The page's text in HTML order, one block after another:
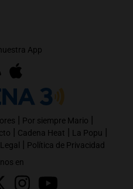
App
| Por siempre Mario |
| Cadena Heat | La Popu |
| Política de Privacidad
en